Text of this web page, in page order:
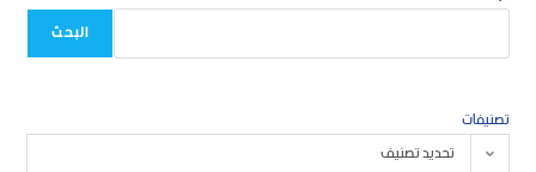
البحث
تصنيفات
تحديد تصنيف